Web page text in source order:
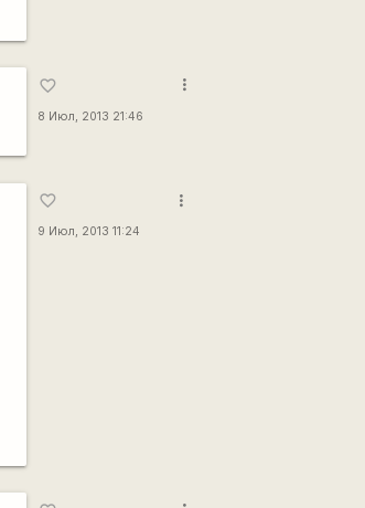
favorite_border
8 Июл, 2013 21:46
more_vert
favorite_border
9 Июл, 2013 11:24
more_vert